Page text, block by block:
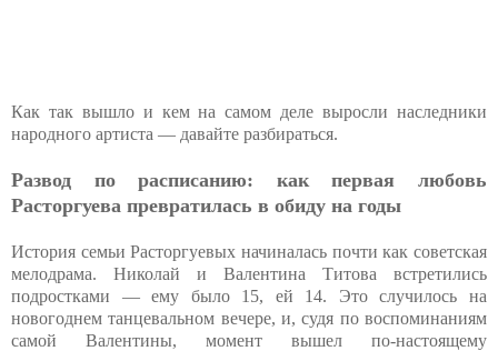
Как так вышло и кем на самом деле выросли наследники
народного артиста — давайте разбираться.
Развод по расписанию: как первая любовь
Расторгуева превратилась в обиду на годы
История семьи Расторгуевых начиналась почти как советская
мелодрама. Николай и Валентина Титова встретились
подростками — ему было 15, ей 14. Это случилось на
новогоднем танцевальном вечере, и, судя по воспоминаниям
самой Валентины, момент вышел по-настоящему